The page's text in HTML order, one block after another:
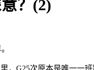
？(2)
G25次原本是唯一一